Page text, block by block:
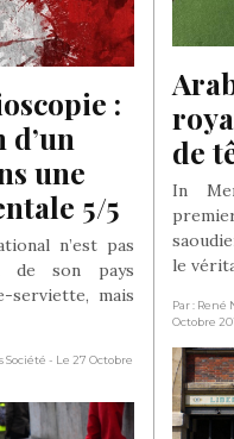
de
In
le
Par : René
Octobre
:
une
5/5
n’est pas
de son pays
serviette, mais
Société - Le 27 Octobre